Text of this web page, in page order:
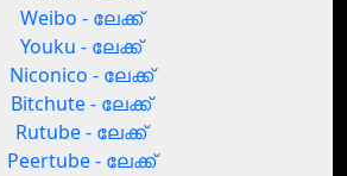
Weibo - ലേക്ക്
Youku - ലേക്ക്
Niconico - ലേക്ക്
Bitchute - ലേക്ക്
Rutube - ലേക്ക്
Peertube - ലേക്ക്